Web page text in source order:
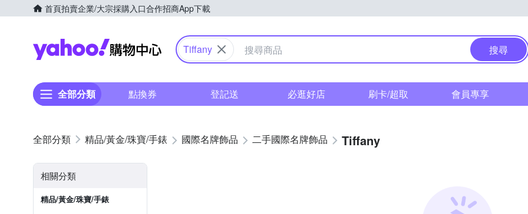
首頁拍賣企業/大宗採購入口合作招商App下載
Yahoo購物中心
Tiffany 搜尋
全部分類 點換券 登記送 必逛好店 刷卡/超取 會員專享
精品/黃金/珠寶/手錶 國際名牌飾品 二手國際名牌飾品 Tiffany
相關分類
精品/黃金/珠寶/手錶